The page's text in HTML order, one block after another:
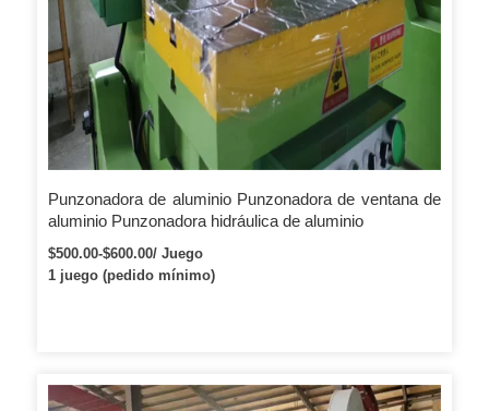
Punzonadora de aluminio Punzonadora de ventana de
aluminio Punzonadora hidráulica de aluminio
$500.00-$600.00/ Juego
1 juego (pedido mínimo)